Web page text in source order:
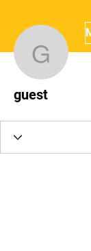
guest
guest